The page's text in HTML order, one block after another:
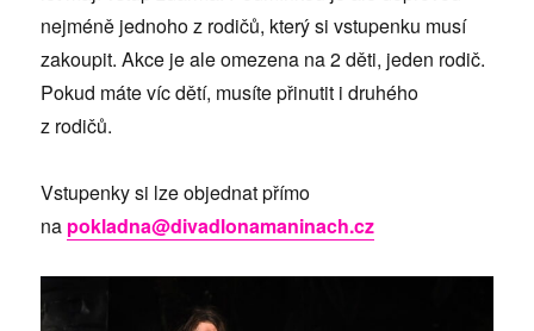
nejméně jednoho z rodičů, který si vstupenku musí
zakoupit. Akce je ale omezena na 2 děti, jeden rodič.
Pokud máte víc dětí, musíte přinutit i druhého
z rodičů.
Vstupenky si lze objednat přímo
na pokladna@divadlonamaninach.cz